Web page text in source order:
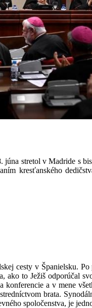
stretol v Madride s
kresťanského
cesty v Španielsku.
ako to Ježiš odporúčal
konferencie a v mene
brata.
spoločenstva, je